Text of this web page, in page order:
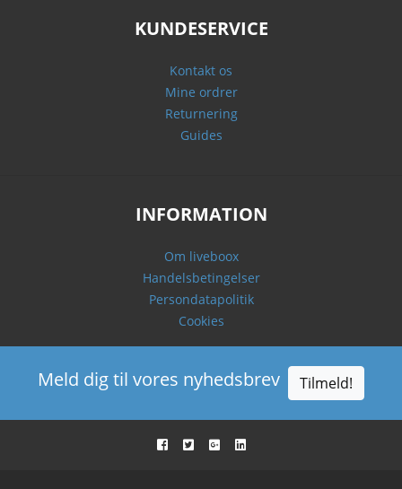
KUNDESERVICE
Kontakt os
Mine ordrer
Returnering
Guides
INFORMATION
Om liveboox
Handelsbetingelser
Persondatapolitik
Cookies
Meld dig til vores nyhedsbrev Tilmeld!